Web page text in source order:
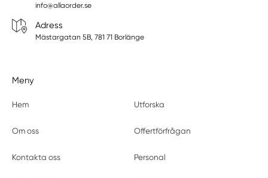
info@allaorder.se
Adress
Mästargatan 5B, 781 71 Borlänge
Meny
Hem Utforska
Om oss Offertförfrågan
Kontakta oss Personal